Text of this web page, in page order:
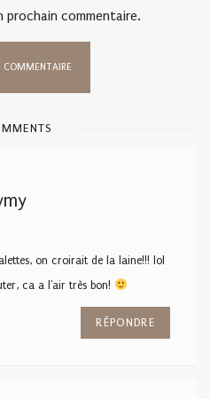
prochain commentaire.
on croirait de la laine!!! lol
ca a l'air très bon!
RÉPONDRE